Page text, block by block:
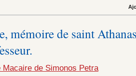
mémoire de saint
de Simonos Petra